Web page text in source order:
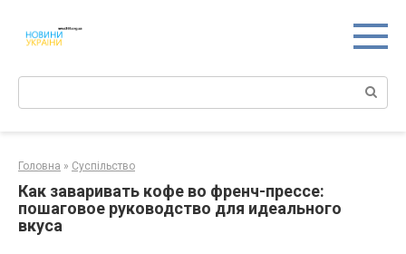
контенту
Поиск:
Головна » Суспільство
Как заваривать кофе во френч-прессе:
пошаговое руководство для идеального
вкуса